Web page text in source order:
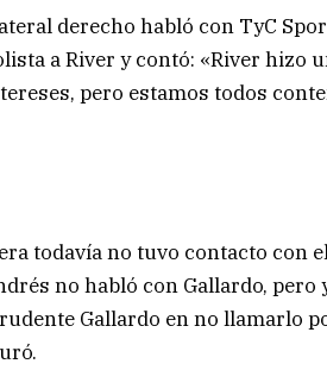
derecho habló con TyC
a River y contó: «River hizo
pero estamos todos
todavía no tuvo contacto con
no habló con Gallardo, pero
Gallardo en no llamarlo